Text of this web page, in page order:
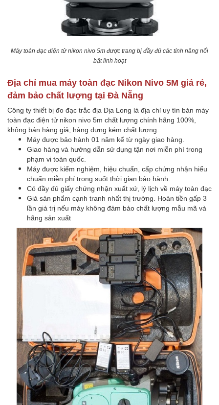
Máy toàn đạc điện tử nikon nivo 5m được trang bị đầy đủ các tính năng nổi
bật linh hoạt
Địa chỉ mua máy toàn đạc Nikon Nivo 5M giá rẻ,
đảm bảo chất lượng tại Đà Nẵng
Công ty thiết bị đo đạc trắc địa Địa Long là địa chỉ uy tín bán máy
toàn đạc điện tử nikon nivo 5m chất lượng chính hãng 100%,
không bán hàng giả, hàng dựng kém chất lượng.
Máy được bảo hành 01 năm kể từ ngày giao hàng.
Giao hàng và hướng dẫn sử dụng tận nơi miễn phí trong
phạm vi toàn quốc.
Máy được kiểm nghiệm, hiệu chuẩn, cấp chứng nhận hiểu
chuẩn miễn phí trong suốt thời gian bảo hành.
Có đầy đủ giấy chứng nhận xuất xứ, lý lịch về máy toàn đạc
Giá sản phẩm cạnh tranh nhất thị trường. Hoàn tiền gấp 3
lần giá trị nếu máy không đảm bảo chất lượng mẫu mã và
hãng sản xuất